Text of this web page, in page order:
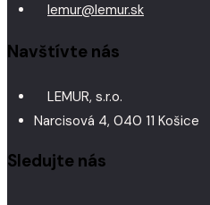
lemur@lemur.sk
Navštívte nás
LEMUR, s.r.o.
Narcisová 4, 040 11 Košice
Sledujte nás